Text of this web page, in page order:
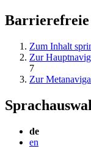
Barrierefreie
Zum Inhalt
Zur
7
Zur
de
en